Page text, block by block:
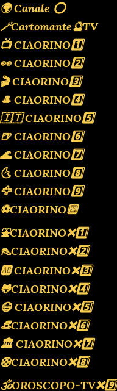
🌍 Canale ⭕️
🪄Cartomante🔮TV
📺 CIAORINO1️⃣
👀 CIAORINO2️⃣
🎬 CIAORINO3️⃣
🎩 CIAORINO4️⃣
🇮🇹 CIAORINO5️⃣
🍺 CIAORINO6️⃣
🌊 CIAORINO7️⃣
🌜 CIAORINO8️⃣
🦅 CIAORINO9️⃣
⚽️CIAORINO🔟
⛲️CIAORINO❌️1️⃣
👠CIAORINO❌️2️⃣
🆎 CIAORINO❌️3️⃣
🐸CIAORINO❌️4️⃣
😷 CIAORINO❌️5️⃣
👒CIAORINO❌️6️⃣
🏛 CIAORINO❌️7️⃣
🛟CIAORINO❌️8️⃣
🕉OROSCOPO-TV❌️9️⃣